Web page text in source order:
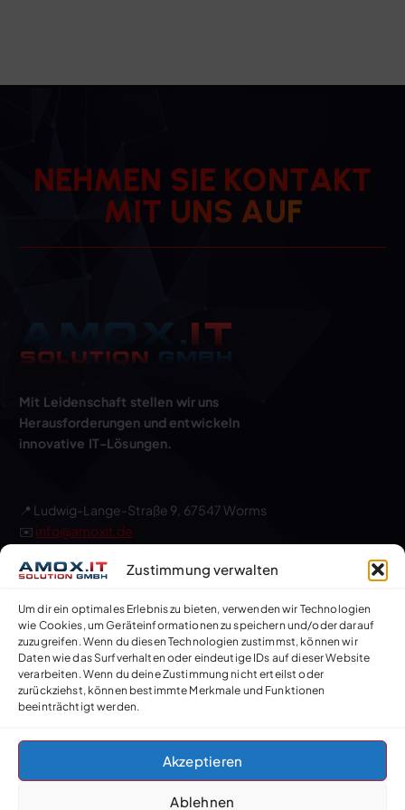
Zustimmung verwalten
Um dir ein optimales Erlebnis zu bieten, verwenden wir Technologien
wie Cookies, um Geräteinformationen zu speichern und/oder darauf
zuzugreifen. Wenn du diesen Technologien zustimmst, können wir
Daten wie das Surfverhalten oder eindeutige IDs auf dieser Website
verarbeiten. Wenn du deine Zustimmung nicht erteilst oder
zurückziehst, können bestimmte Merkmale und Funktionen
beeinträchtigt werden.
Akzeptieren
Ablehnen
NEHMEN SIE KONTAKT
MIT UNS AUF
Mit Leidenschaft stellen wir uns
Herausforderungen und entwickeln
innovative IT-Lösungen.
📍 Ludwig-Lange-Straße 9, 67547 Worms
✉️ info@amoxit.de
🕒 Montag – Freitag:8:00 – 17:00,
AGB
Cookie-Richtlinie (EU)